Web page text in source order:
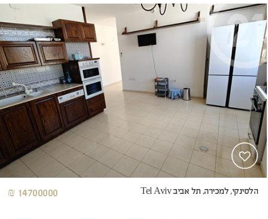
הלסינקי, למכירה, תל אביב Tel Aviv 14700000 ₪